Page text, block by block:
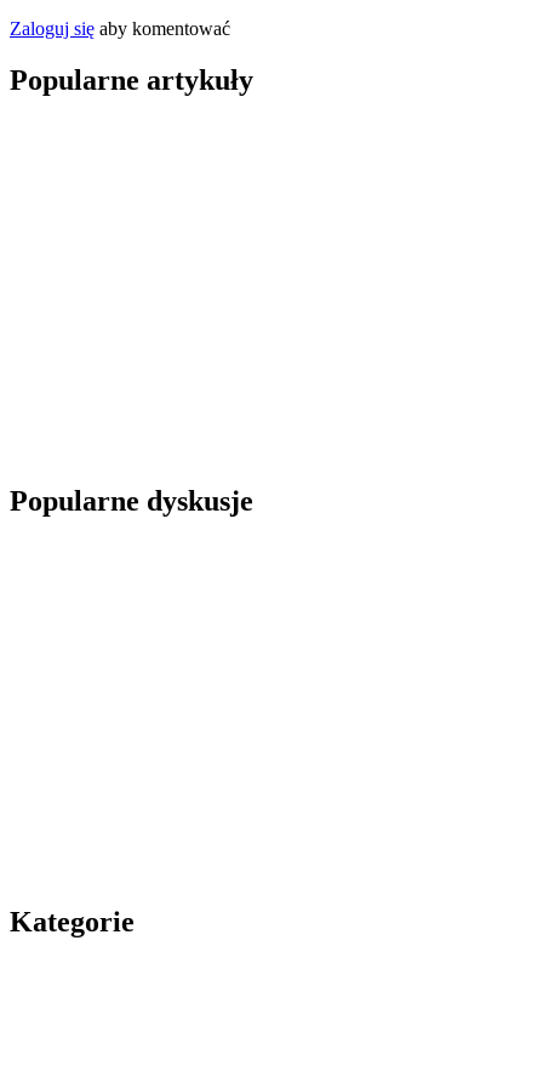
Zaloguj się aby komentować
Popularne artykuły
Popularne dyskusje
Kategorie